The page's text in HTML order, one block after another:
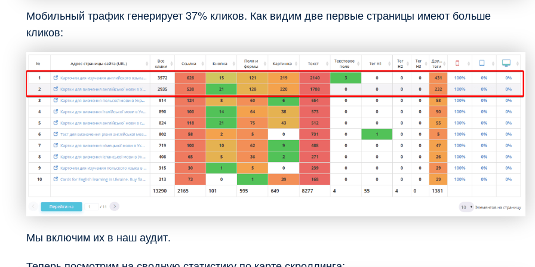
Мобильный трафик генерирует 37% кликов. Как видим две первые страницы имеют больше
кликов:
Мы включим их в наш аудит.